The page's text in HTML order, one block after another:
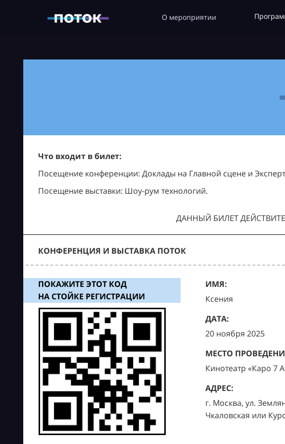
О мероприятии
Что входит в билет:
Посещение конференции: Доклады на Главной сцене и
Посещение выставки: Шоу-рум технологий.
ДАННЫЙ БИЛЕТ
КОНФЕРЕНЦИЯ И ВЫСТАВКА ПОТОК
ПОКАЖИТЕ ЭТОТ КОД
НА СТОЙКЕ РЕГИСТРАЦИИ
ИМЯ:
Ксения
ДАТА:
20 ноября 2025
МЕСТО
Кинотеатр «Каро 7
АДРЕС:
г. Москва, ул.
Чкаловская или